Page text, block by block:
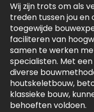
Wij zijn trots om als
treden tussen jou
toegewijde
faciliteren van
samen te werken
specialisten. Met
diverse
houtskeletbouw,
klassieke bouw,
behoeften voldoen.